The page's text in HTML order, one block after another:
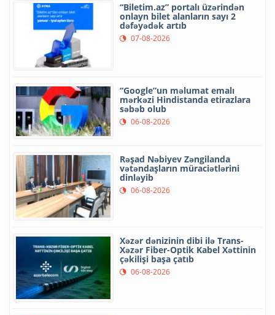
“Biletim.az” portalı üzərindən
onlayn bilet alanların sayı 2
dəfəyədək artıb
07-08-2026
“Google”un məlumat emalı
mərkəzi Hindistanda etirazlara
səbəb olub
06-08-2026
Rəşad Nəbiyev Zəngilanda
vətəndaşların müraciətlərini
dinləyib
06-08-2026
Xəzər dənizinin dibi ilə Trans-
Xəzər Fiber-Optik Kabel Xəttinin
çəkilişi başa çatıb
06-08-2026